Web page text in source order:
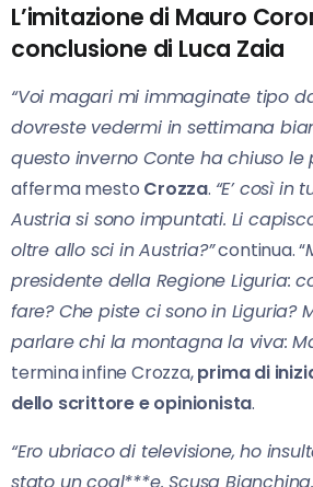
L’imitazione di Mauro
conclusione di Luca Zaia
“Voi magari mi immaginate tipo
dovreste vedermi in settimana
questo inverno Conte ha chiuso le
afferma mesto Crozza. “E’ così in
Austria si sono impuntati. Li
oltre allo sci in Austria?”continua. “
presidente della Regione Liguria:
fare? Che piste ci sono in Liguria?
parlare chi la montagna la viva:
termina infine Crozza,prima di
dello scrittore e opinionista.
“Ero ubriaco di televisione, ho